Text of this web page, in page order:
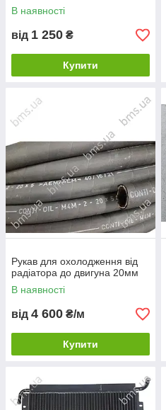
В наявності
від 1 250 ₴
Купити
Рукав для охолодження від
радіатора до двигуна 20мм
В наявності
від 4 600 ₴/м
Купити